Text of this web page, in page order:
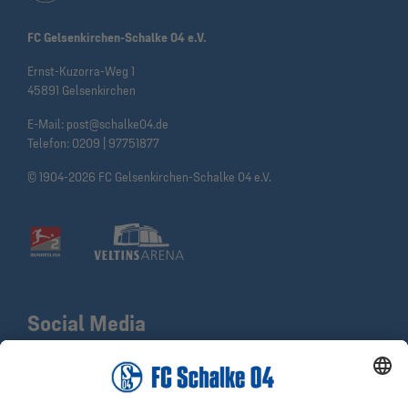
FC Gelsenkirchen-Schalke 04 e.V.
Ernst-Kuzorra-Weg 1
45891 Gelsenkirchen
E-Mail: post@schalke04.de
Telefon: 0209 | 97751877
© 1904-2026 FC Gelsenkirchen-Schalke 04 e.V.
Social Media
X